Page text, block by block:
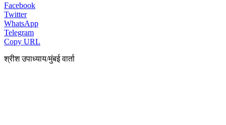
Facebook
Twitter
WhatsApp
Telegram
Copy URL
श्रीश उपाध्याय/मुंबई वार्ता